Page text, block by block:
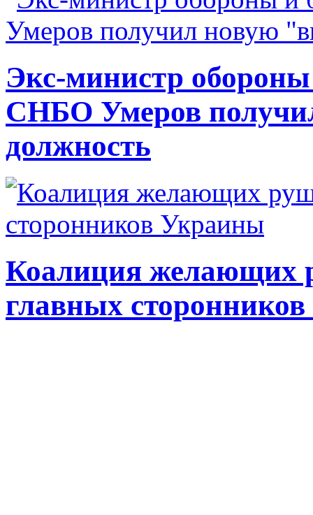
Экс-министр
СНБО Умеров
должность
Коалиция желающих
главных